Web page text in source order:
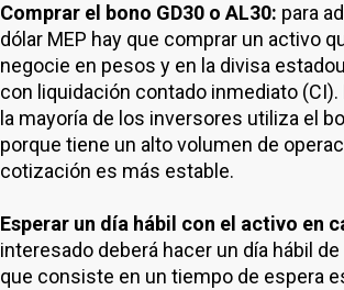
Comprar el bono GD30 o AL30: para
dólar MEP hay que comprar un activo
negocie en pesos y en la divisa
con liquidación contado inmediato (CI).
la mayoría de los inversores utiliza el
porque tiene un alto volumen de
cotización es más estable.
Esperar un día hábil con el activo en
interesado deberá hacer un día hábil de
que consiste en un tiempo de espera